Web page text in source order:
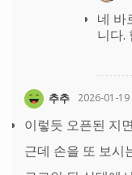
네 바
니다.
추추 2026-01-
이렇듯 오픈된 지
근데 손을 또 보시